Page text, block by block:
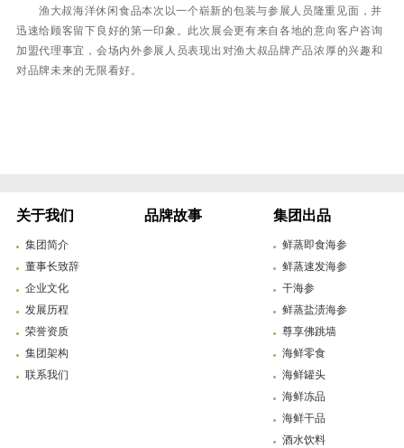
渔大叔海洋休闲食品本次以一个崭新的包装与参展人员隆重见面，并
迅速给顾客留下良好的第一印象。此次展会更有来自各地的意向客户咨询
加盟代理事宜，会场内外参展人员表现出对渔大叔品牌产品浓厚的兴趣和
对品牌未来的无限看好。
关于我们
集团简介
董事长致辞
企业文化
发展历程
荣誉资质
集团架构
联系我们
品牌故事 集团出品
鲜蒸即食海参
鲜蒸速发海参
干海参
鲜蒸盐渍海参
尊享佛跳墙
海鲜零食
海鲜罐头
海鲜冻品
海鲜干品
酒水饮料